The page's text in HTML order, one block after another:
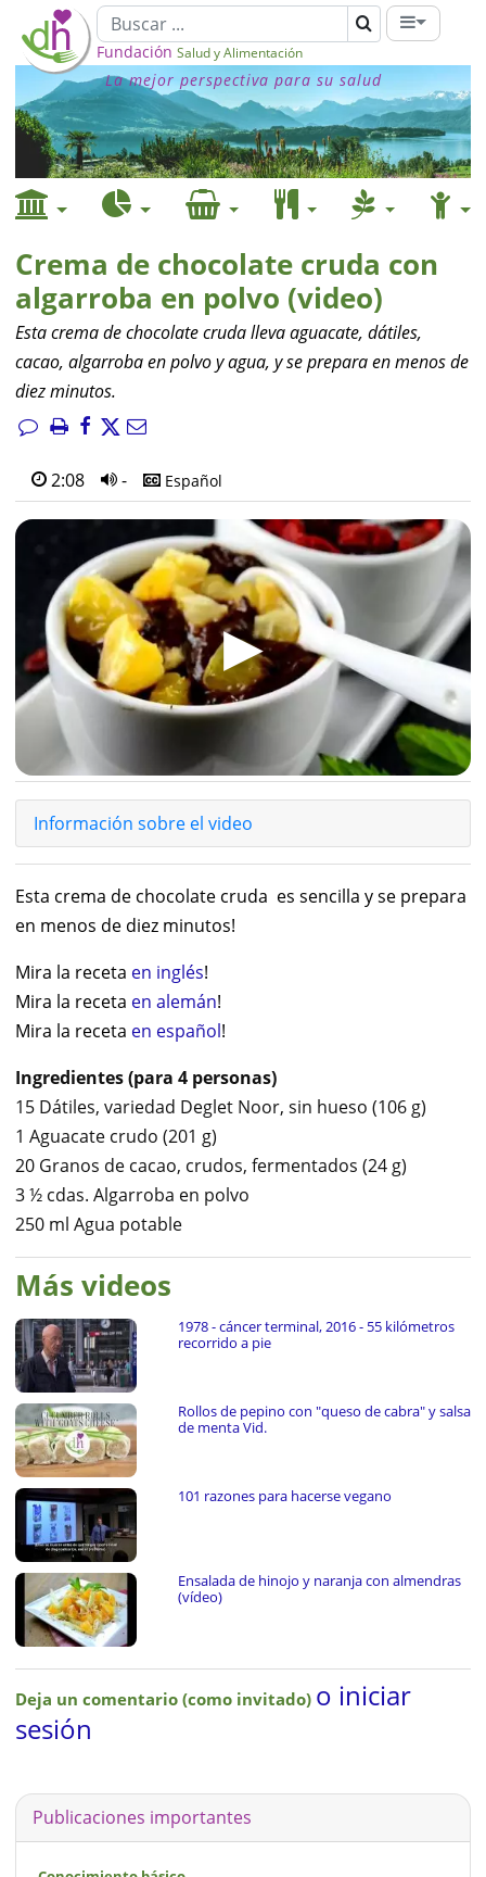
Fundación Salud y Alimentación
La mejor perspectiva para su salud
Crema de chocolate cruda con
algarroba en polvo (video)
Esta crema de chocolate cruda lleva aguacate, dátiles,
cacao, algarroba en polvo y agua, y se prepara en menos de
diez minutos.
2:08 - Español
▶
Información sobre el video
Esta crema de chocolate cruda es sencilla y se prepara
en menos de diez minutos!
Mira la receta en inglés!
Mira la receta en alemán!
Mira la receta en español!
Ingredientes (para 4 personas)
15 Dátiles, variedad Deglet Noor, sin hueso (106 g)
1 Aguacate crudo (201 g)
20 Granos de cacao, crudos, fermentados (24 g)
3 ½ cdas. Algarroba en polvo
250 ml Agua potable
Más videos
1978 - cáncer terminal, 2016 - 55 kilómetros
recorrido a pie
Rollos de pepino con "queso de cabra" y salsa
de menta Vid.
101 razones para hacerse vegano
Ensalada de hinojo y naranja con almendras
(vídeo)
Deja un comentario (como invitado) o iniciar
sesión
Publicaciones importantes